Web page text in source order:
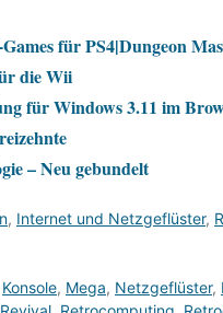
Games für PS4|Dungeon
die Wii
für Windows 3.11 im
– Neu gebundelt
, Internet und Netzgeflüster,
Konsole, Mega, Netzgeflüster,